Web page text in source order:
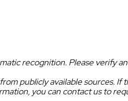
recognition. Please verify
publicly available sources. If
you can contact us to